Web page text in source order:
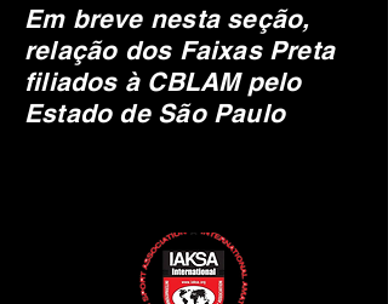
Em breve nesta seção,
relação dos Faixas Preta
filiados à CBLAM pelo
Estado de São Paulo